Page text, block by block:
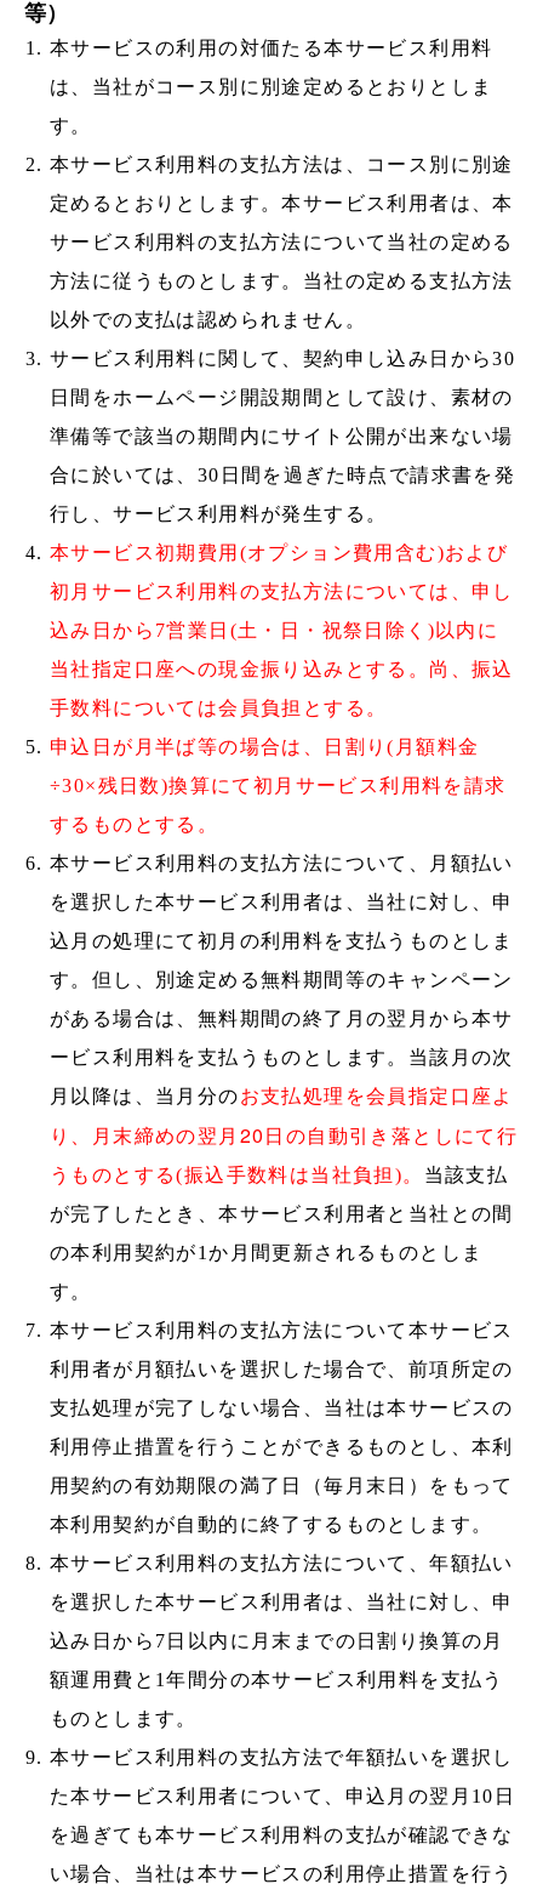
等）
本サービスの利用の対価たる本サービス利用料
は、当社がコース別に別途定めるとおりとしま
す。
本サービス利用料の支払方法は、コース別に別途
定めるとおりとします。本サービス利用者は、本
サービス利用料の支払方法について当社の定める
方法に従うものとします。当社の定める支払方法
以外での支払は認められません。
サービス利用料に関して、契約申し込み日から30
日間をホームページ開設期間として設け、素材の
準備等で該当の期間内にサイト公開が出来ない場
合に於いては、30日間を過ぎた時点で請求書を発
行し、サービス利用料が発生する。
本サービス初期費用(オプション費用含む)および
初月サービス利用料の支払方法については、申し
込み日から7営業日(土・日・祝祭日除く)以内に
当社指定口座への現金振り込みとする。尚、振込
手数料については会員負担とする。
申込日が月半ば等の場合は、日割り(月額料金
÷30×残日数)換算にて初月サービス利用料を請求
するものとする。
本サービス利用料の支払方法について、月額払い
を選択した本サービス利用者は、当社に対し、申
込月の処理にて初月の利用料を支払うものとしま
す。但し、別途定める無料期間等のキャンペーン
がある場合は、無料期間の終了月の翌月から本サ
ービス利用料を支払うものとします。当該月の次
月以降は、当月分のお支払処理を会員指定口座よ
り、月末締めの翌月 20 日の自動引き落としにて行
うものとする(振込手数料は当社負担)。 当該支払
が完了したとき、本サービス利用者と当社との間
の本利用契約が1か月間更新されるものとしま
す。
本サービス利用料の支払方法について本サービス
利用者が月額払いを選択した場合で、前項所定の
支払処理が完了しない場合、当社は本サービスの
利用停止措置を行うことができるものとし、本利
用契約の有効期限の満了日（毎月末日）をもって
本利用契約が自動的に終了するものとします。
本サービス利用料の支払方法について、年額払い
を選択した本サービス利用者は、当社に対し、申
込み日から7日以内に月末までの日割り換算の月
額運用費と1年間分の本サービス利用料を支払う
ものとします。
本サービス利用料の支払方法で年額払いを選択し
た本サービス利用者について、申込月の翌月10日
を過ぎても本サービス利用料の支払が確認できな
い場合、当社は本サービスの利用停止措置を行う